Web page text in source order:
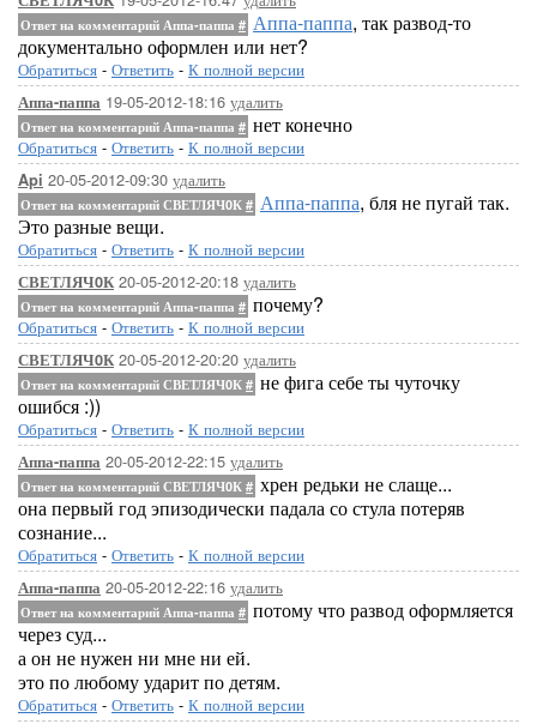
Ответ на комментарий Аппа-паппа # Аппа-паппа, так развод-то
документально оформлен или нет?
Обратиться - Ответить - К полной версии
Аппа-паппа 19-05-2012-18:16 удалить
Ответ на комментарий Аппа-паппа # нет конечно
Обратиться - Ответить - К полной версии
Api 20-05-2012-09:30 удалить
Ответ на комментарий СВЕТЛЯЧ0К # Аппа-паппа, бля не пугай так.
Это разные вещи.
Обратиться - Ответить - К полной версии
СВЕТЛЯЧ0К20-05-2012-20:18 удалить
Ответ на комментарий Аппа-паппа # почему?
Обратиться - Ответить - К полной версии
СВЕТЛЯЧ0К20-05-2012-20:20 удалить
Ответ на комментарий СВЕТЛЯЧ0К # не фига себе ты чуточку
ошибся :))
Обратиться - Ответить - К полной версии
Аппа-паппа 20-05-2012-22:15 удалить
Ответ на комментарий СВЕТЛЯЧ0К # хрен редьки не слаще...
она первый год эпизодически падала со стула потеряв
сознание...
Обратиться - Ответить - К полной версии
Аппа-паппа 20-05-2012-22:16 удалить
Ответ на комментарий Аппа-паппа # потому что развод оформляется
через суд...
а он не нужен ни мне ни ей.
это по любому ударит по детям.
Обратиться - Ответить - К полной версии